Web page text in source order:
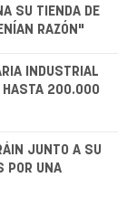
SU TIENDA DE
RAZÓN"
INDUSTRIAL
HASTA 200.000
JUNTO A SU
POR UNA